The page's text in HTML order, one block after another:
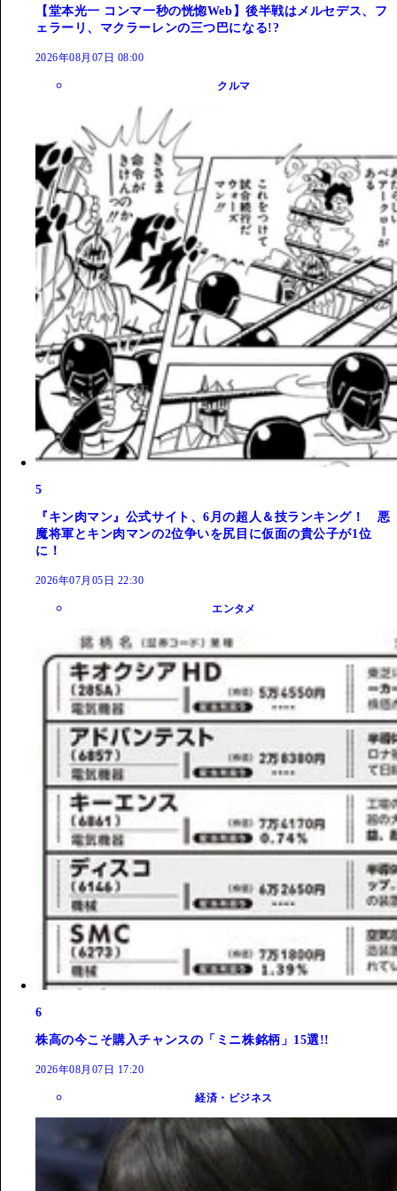
【堂本光一 コンマ一秒の恍惚Web】後半戦はメルセデス、フ
ェラーリ、マクラーレンの三つ巴になる!?
2026年08月07日 08:00
クルマ
5
『キン肉マン』公式サイト、6月の超人＆技ランキング！ 悪
魔将軍とキン肉マンの2位争いを尻目に仮面の貴公子が1位
に！
2026年07月05日 22:30
エンタメ
6
株高の今こそ購入チャンスの「ミニ株銘柄」15選!!
2026年08月07日 17:20
経済・ビジネス